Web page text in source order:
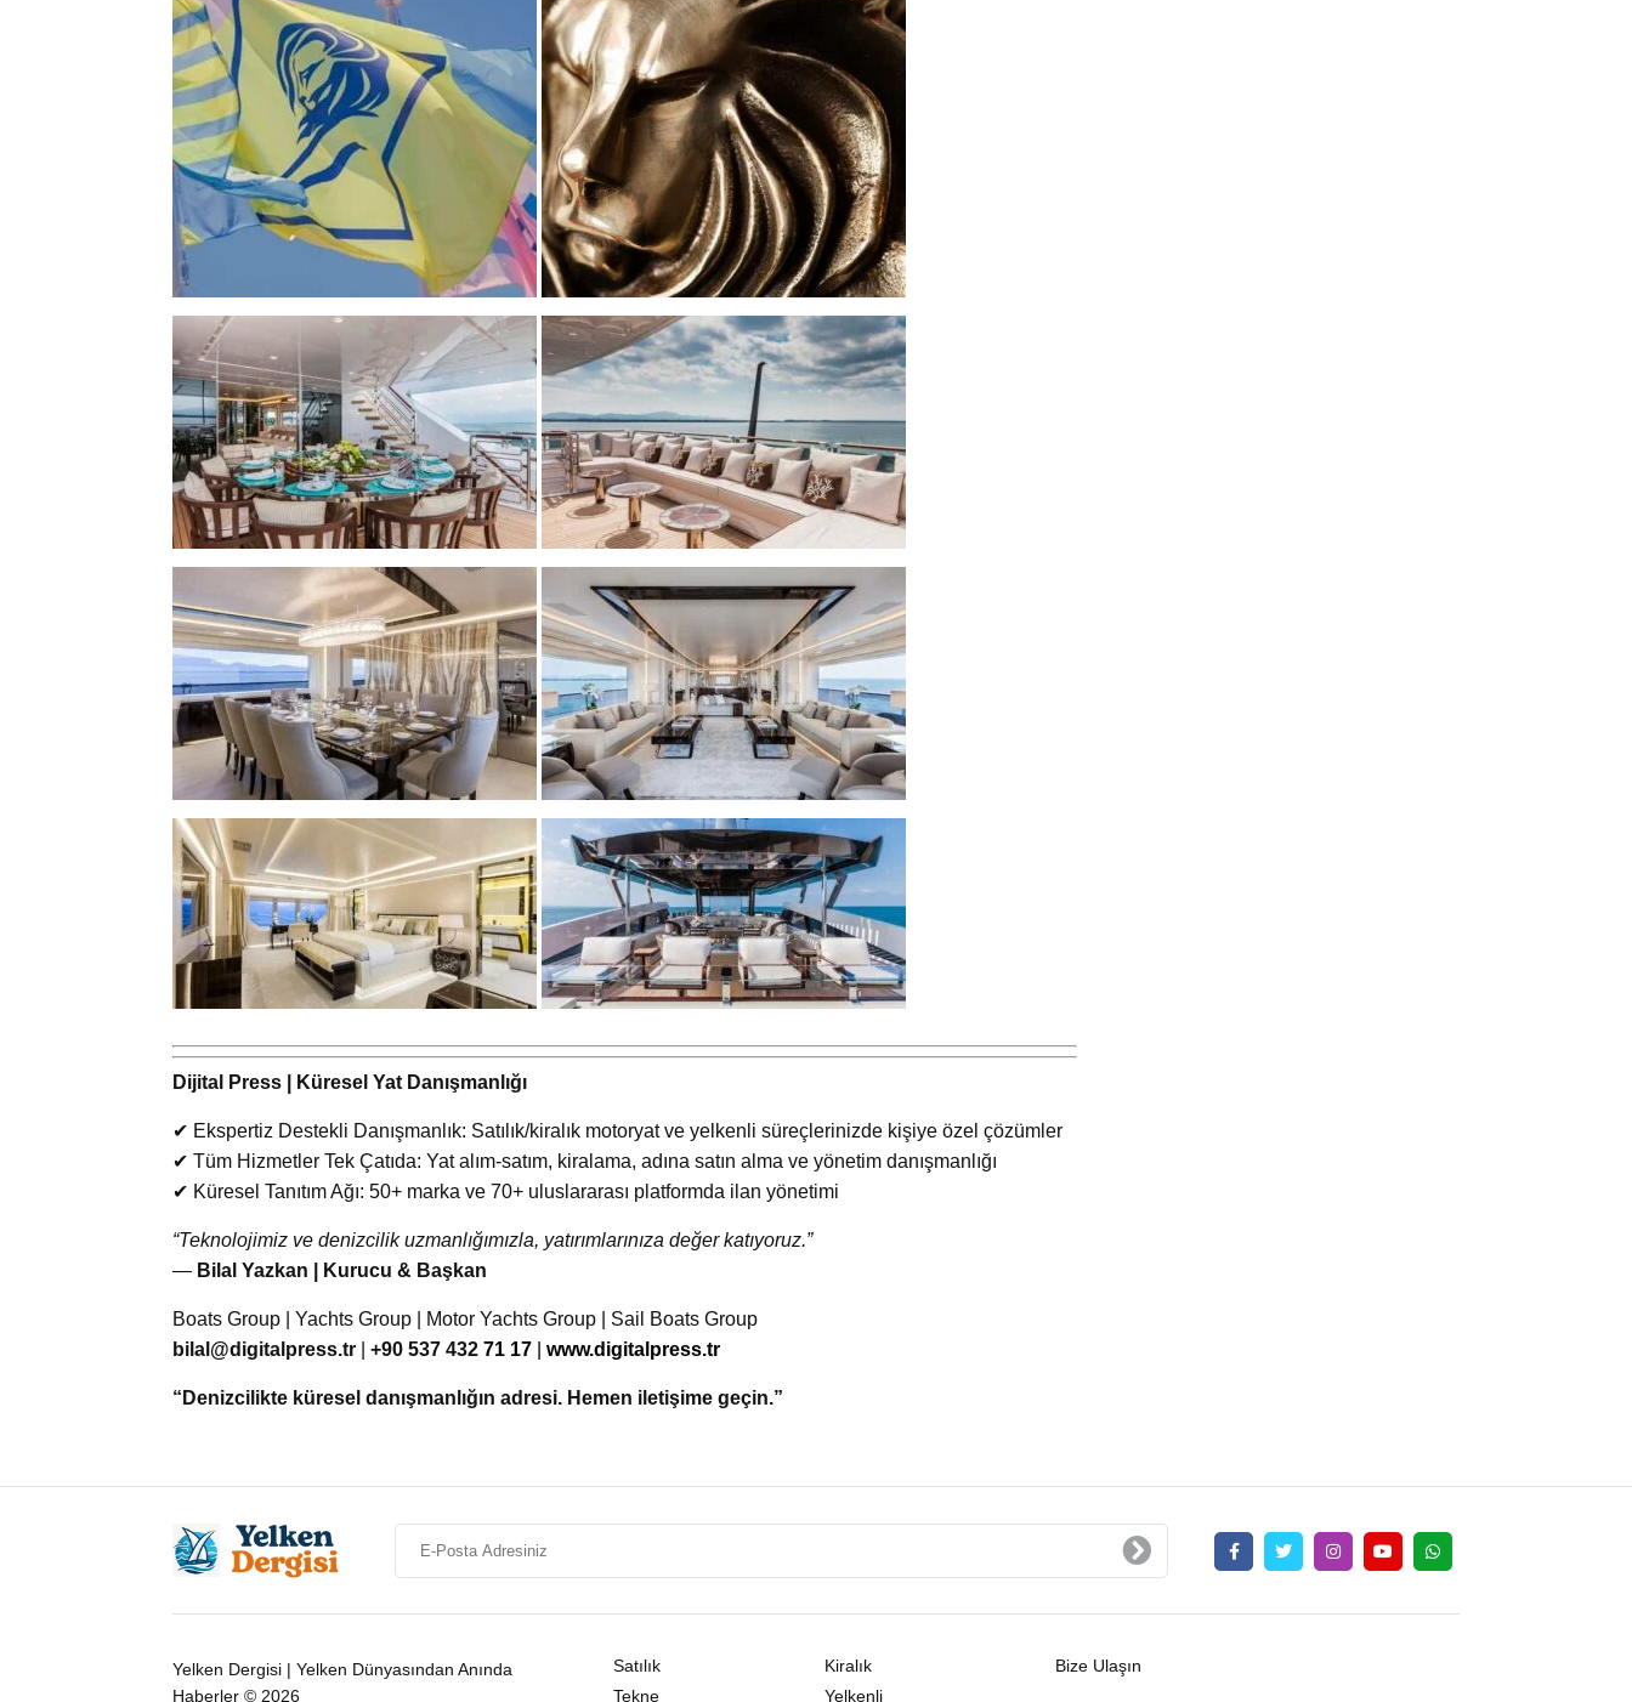
Dijital Press | Küresel Yat Danışmanlığı
✔ Ekspertiz Destekli Danışmanlık: Satılık/kiralık motoryat ve yelkenli süreçlerinizde kişiye özel çözümler
✔ Tüm Hizmetler Tek Çatıda: Yat alım-satım, kiralama, adına satın alma ve yönetim danışmanlığı
✔ Küresel Tanıtım Ağı: 50+ marka ve 70+ uluslararası platformda ilan yönetimi
“Teknolojimiz ve denizcilik uzmanlığımızla, yatırımlarınıza değer katıyoruz.”
— Bilal Yazkan | Kurucu & Başkan
Boats Group | Yachts Group | Motor Yachts Group | Sail Boats Group
bilal@digitalpress.tr
+90 537 432 71 17 www.digitalpress.tr
“Denizcilikte küresel danışmanlığın adresi. Hemen iletişime geçin.”
Yelken Dergisi | Yelken Dünyasından Anında
Haberler © 2026
Satılık
Kiralık
Tekne
Yelkenli
Bize Ulaşın